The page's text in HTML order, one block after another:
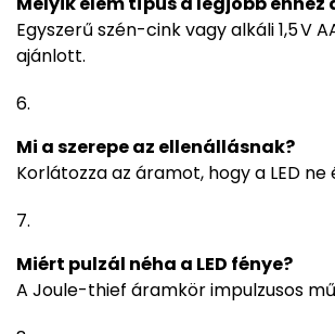
Egyszerű szén-cink vagy alkáli 1,5 V
ajánlott.
Mi a szerepe az ellenállásnak?
Korlátozza az áramot, hogy a LED ne
Miért pulzál néha a LED fénye?
A Joule-thief áramkör impulzusos